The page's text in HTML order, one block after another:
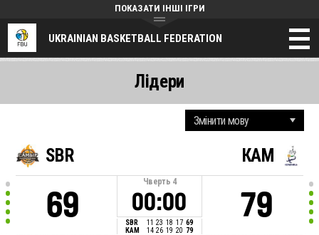
UKRAINIAN BASKETBALL FEDERATION
ПОКАЗАТИ ІНШІ ІГРИ
SBR
69
Чверть 4
00:00
SBR 11 23 18 17 69
КАМ
14 26 19 20 79
КАМ
79
Лідери